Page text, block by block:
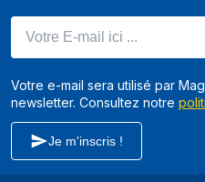
Votre e-mail sera utilisé par
newsletter. Consultez notre
Je m'inscris !